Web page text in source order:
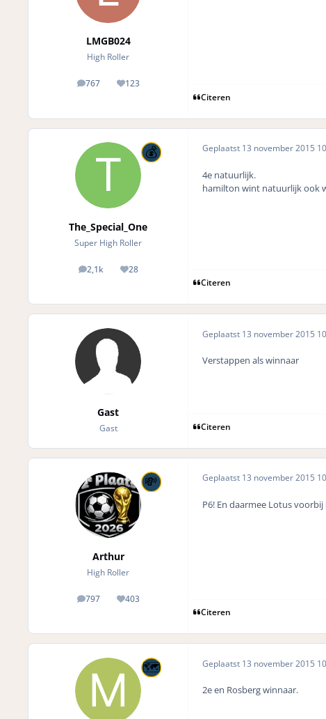
LMGB024
High Roller
767
posts 123
Reputation
Citeren
The_Special_One
Super High Roller
2,1k
posts 28
Reputation
Geplaatst 13 november 2015
4e natuurlijk.
hamilton wint natuurlijk ook
Citeren
Gast
Gast
Geplaatst 13 november 2015
Verstappen als winnaar
Citeren
Arthur
High Roller
797
posts 403
Reputation
Geplaatst 13 november 2015
P6! En daarmee Lotus
Citeren
Geplaatst 13 november 2015
2e en Rosberg winnaar.